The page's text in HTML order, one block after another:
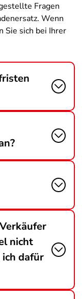
Fragen
Wenn
Sie sich bei Ihrer
nicht
dafür